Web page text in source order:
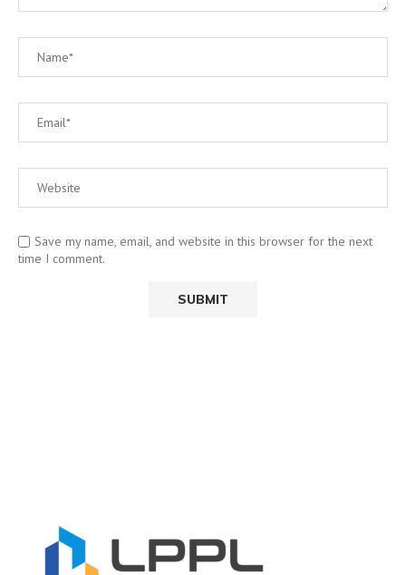
Save my name, email, and website in this browser for the next
time I comment.